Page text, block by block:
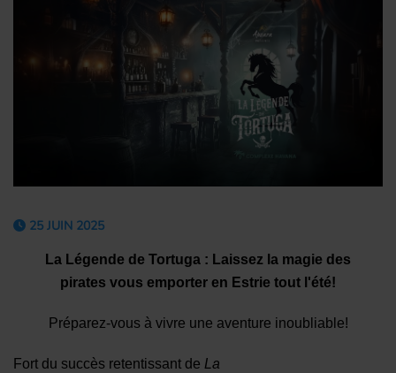
25 JUIN 2025
La Légende de Tortuga : Laissez la magie des
pirates vous emporter en Estrie tout l'été!
Préparez-vous à vivre une aventure inoubliable!
Fort du succès retentissant de La